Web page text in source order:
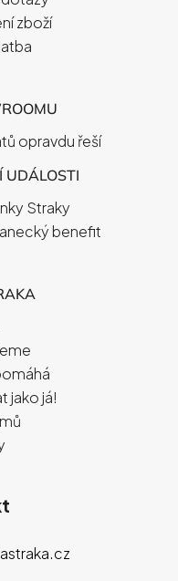
zboží
opravdu řeší
UDÁLOSTI
Straky
benefit
jako já!